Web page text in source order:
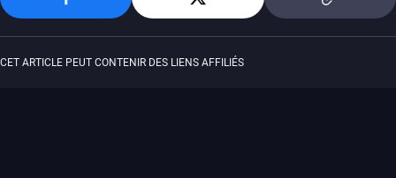
CET ARTICLE PEUT CONTENIR DES LIENS AFFILIÉS